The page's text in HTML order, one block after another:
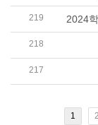
219 2024
218 2024
217 2025
1 2